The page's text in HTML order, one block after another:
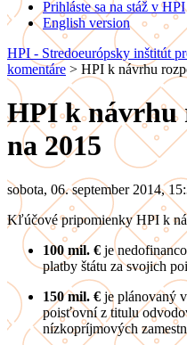
Prihláste sa na stáž v HPI
English version
HPI - Stredoeurópsky inštitút
komentáre > HPI k návrhu
HPI k návrhu
na 2015
sobota, 06. september 2014,
Kľúčové pripomienky HPI k
100 mil. € je
platby štátu za svojich
150 mil. € je plánovaný
poisťovní z titulu
nízkopríjmových